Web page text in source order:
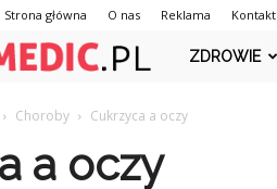
Strona główna O nas Reklama Kontakt
PlusMedic.pl
ZDROWIE
Choroby Cukrzyca a oczy
a oczy